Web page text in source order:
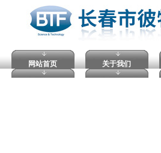
网站首页 关于我们